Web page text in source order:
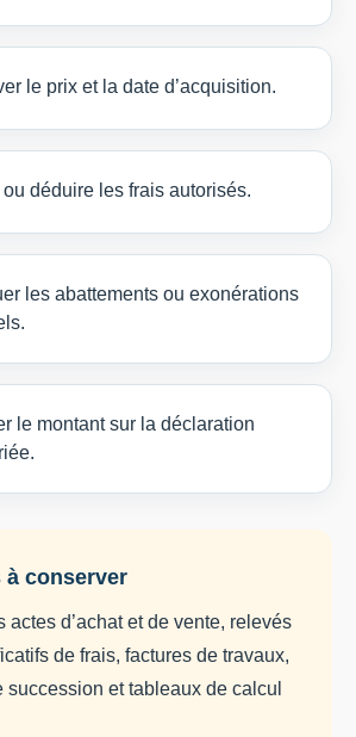
le prix et la date d’acquisition.
déduire les frais autorisés.
les abattements ou exonérations
le montant sur la déclaration
à conserver
actes d’achat et de vente, relevés
de frais, factures de travaux,
succession et tableaux de calcul